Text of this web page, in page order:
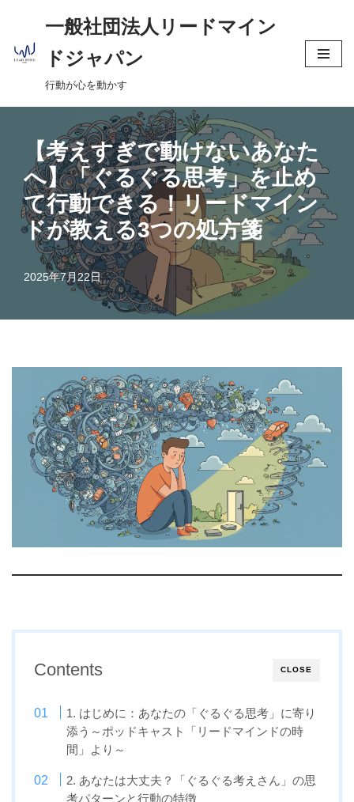
コ
ン
ン
キ
ッ
プ
一般社団法人リードマイン
ドジャパン
行動が心を動かす
【考えすぎで動けないあなた
へ】「ぐるぐる思考」を止め
て行動できる！リードマイン
ドが教える3つの処方箋
2025年7月22日
CLOSE
Contents
1. はじめに：あなたの「ぐるぐる思考」に寄り
添う～ポッドキャスト「リードマインドの時
間」より～
2. あなたは大丈夫？「ぐるぐる考えさん」の思
考パターンと行動の特徴